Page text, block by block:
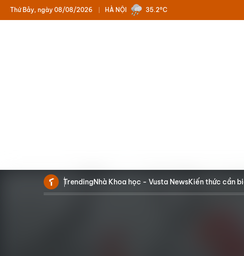
HÀ NỘI
Thứ Bảy, ngày 08/08/2026 35.2°C
TrendingNhà Khoa học - Vusta NewsKiến thức cần